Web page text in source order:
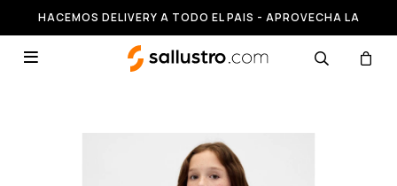
HACEMOS DELIVERY A TODO EL PAIS - APROVECHA LA
RUNNING HASTA 50% OFF
